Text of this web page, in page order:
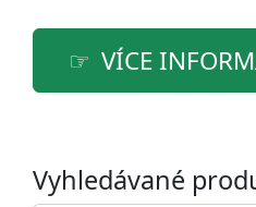
VÍCE
Vyhledávané